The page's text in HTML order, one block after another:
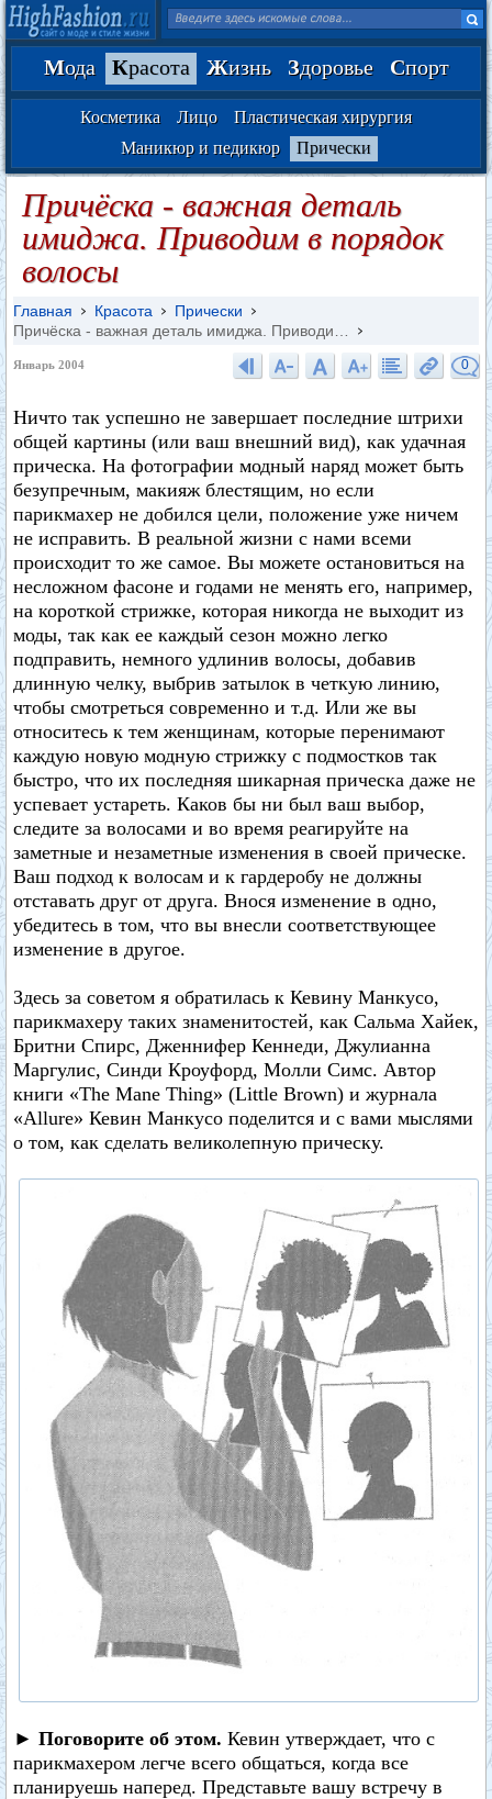
Мода Красота Жизнь Здоровье Спорт
Косметика Лицо
Пластическая хирургия
Маникюр и педикюр
Прически
Причёска - важная деталь
имиджа. Приводим в порядок
волосы
Главная Красота
Прически
Причёска - важная деталь имиджа. Приводи…
Январь 2004 0
Ничто так успешно не завершает последние штрихи
общей картины (или ваш внешний вид), как удачная
прическа. На фотографии модный наряд может быть
безупречным, макияж блестящим, но если
парикмахер не добился цели, положение уже ничем
не исправить. В реальной жизни с нами всеми
происходит то же самое. Вы можете остановиться на
несложном фасоне и годами не менять его, например,
на короткой стрижке, которая никогда не выходит из
моды, так как ее каждый сезон можно легко
подправить, немного удлинив волосы, добавив
длинную челку, выбрив затылок в четкую линию,
чтобы смотреться современно и т.д. Или же вы
относитесь к тем женщинам, которые перенимают
каждую новую модную стрижку с подмостков так
быстро, что их последняя шикарная прическа даже не
успевает устареть. Каков бы ни был ваш выбор,
следите за волосами и во время реагируйте на
заметные и незаметные изменения в своей прическе.
Ваш подход к волосам и к гардеробу не должны
отставать друг от друга. Внося изменение в одно,
убедитесь в том, что вы внесли соответствующее
изменение в другое.
Здесь за советом я обратилась к Кевину Манкусо,
парикмахеру таких знаменитостей, как Сальма Хайек,
Бритни Спирс, Дженнифер Кеннеди, Джулианна
Маргулис, Синди Кроуфорд, Молли Симс. Автор
книги «The Mane Thing» (Little Brown) и журнала
«Allure» Кевин Манкусо поделится и с вами мыслями
о том, как сделать великолепную прическу.
► Поговорите об этом. Кевин утверждает, что с
парикмахером легче всего общаться, когда все
планируешь наперед. Представьте вашу встречу в